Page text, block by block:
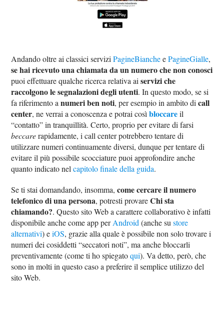
Andando oltre ai classici serviziPagineBiancheePagineGialle,
se hai ricevuto una chiamata da un numero che non conosci
puoi effettuare qualche ricerca relativa aiservizi che
raccolgono le segnalazioni degli utenti. In questo modo, se si
fa riferimento anumeri ben noti, per esempio in ambito dicall
center, ne verrai a conoscenza e potrai cosìbloccareil
“contatto” in tranquillità. Certo, proprio per evitare di farsi
beccarerapidamente, i call center potrebbero tentare di
utilizzare numeri continuamente diversi, dunque per tentare di
evitare il più possibile scocciature puoi approfondire anche
quanto indicato nelcapitolo finale della guida.
Se ti stai domandando, insomma,come cercare il numero
telefonico di una persona, potresti provareChi sta
chiamando?. Questo sito Web a carattere collaborativo è infatti
disponibile anche come app perAndroid (anche sustore
alternativi) eiOS, grazie alla quale è possibile non solo trovare i
numeri dei cosiddetti “seccatori noti”, ma anche bloccarli
preventivamente (come ti ho spiegatoqui). Va detto, però, che
sono in molti in questo caso a preferire il semplice utilizzo del
sito Web.